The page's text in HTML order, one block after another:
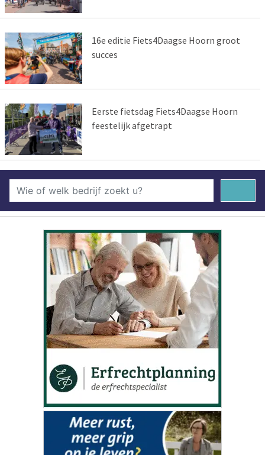
16e editie Fiets4Daagse Hoorn groot
succes
Eerste fietsdag Fiets4Daagse Hoorn
feestelijk afgetrapt